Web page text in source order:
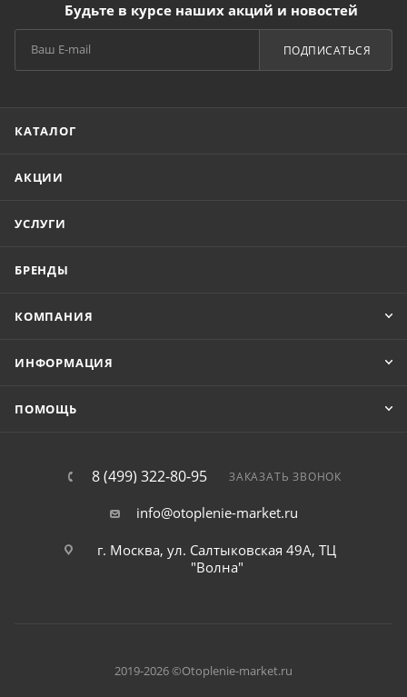
Будьте в курсе наших акций и новостей
ПОДПИСАТЬСЯ
КАТАЛОГ
АКЦИИ
УСЛУГИ
БРЕНДЫ
КОМПАНИЯ
ИНФОРМАЦИЯ
ПОМОЩЬ
8 (499) 322-80-95 ЗАКАЗАТЬ ЗВОНОК
info@otoplenie-market.ru
г. Москва, ул. Салтыковская 49А, ТЦ
"Волна"
2019-2026 ©Otoplenie-market.ru